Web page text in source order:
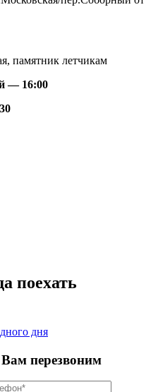
памятник летчикам
— 16:00
поехать
дня
перезвоним